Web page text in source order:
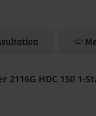
HDC 150 1-